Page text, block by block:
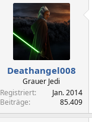
Deathangel008
Grauer Jedi
Registriert
Jan. 2014
Beiträge
85.409